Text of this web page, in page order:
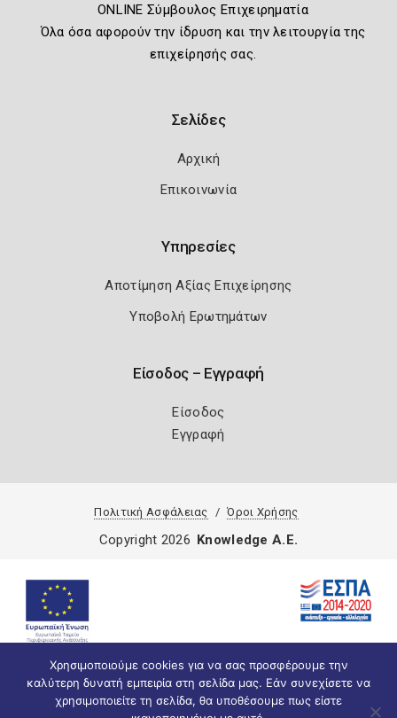
ONLINE Σύμβουλος Επιχειρηματία
Όλα όσα αφορούν την ίδρυση και την λειτουργία της
επιχείρησής σας.
Σελίδες
Αρχική
Επικοινωνία
Υπηρεσίες
Αποτίμηση Αξίας Επιχείρησης
Υποβολή Ερωτημάτων
Είσοδος – Εγγραφή
Είσοδος
Εγγραφή
Πολιτική Ασφάλειας Όροι Χρήσης
Χρησιμοποιούμε cookies για να σας προσφέρουμε την
καλύτερη δυνατή εμπειρία στη σελίδα μας. Εάν συνεχίσετε να
χρησιμοποιείτε τη σελίδα, θα υποθέσουμε πως είστε
Copyright 2026 Knowledge A.E.